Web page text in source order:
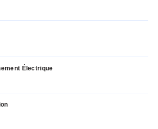
Électrique